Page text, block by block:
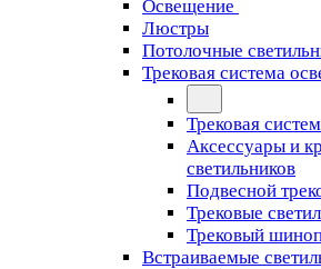
Освещение
Люстры
Потолочные
Трековая система
Трековая
Аксессуары и
светильников
Подвесной
Трековые
Трековый
Встраиваемые